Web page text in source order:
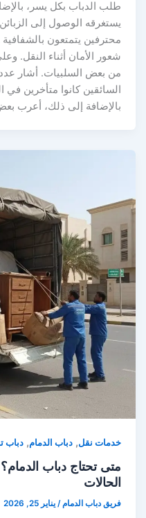
طلب الدباب بكل يسر،
يستغرقه الوصول إلى الزبائن.
محترفين يتمتعون بالشفافية
شعور الأمان أثناء النقل.
من بعض السلبيات. أشار عدد
السائقين كانوا متأخرين
بالإضافة إلى ذلك، أعرب بعض
خدمات نقل, دباب الدمام,دباب
متى تحتاج دباب
الحالات
فريق دباب الدمام/يناير 25, 2026